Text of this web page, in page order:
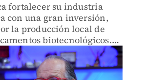
fortalecer su industria
con una gran inversión,
la producción local de
biotecnológicos.
presidente de la
el ambicioso plan para
de